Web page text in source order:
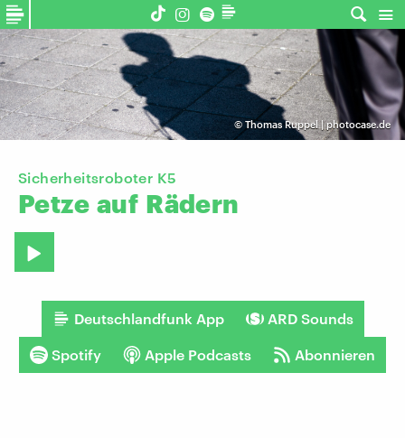
© Thomas Ruppel | photocase.de
Sicherheitsroboter K5
Petze auf Rädern
Deutschlandfunk App ARD Sounds
Spotify Apple Podcasts Abonnieren